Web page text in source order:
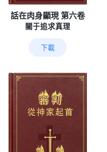
話在肉身顯現 第六卷
關于追求真理
下載